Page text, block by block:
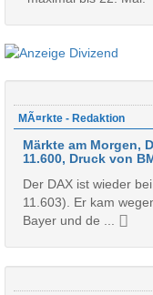
MÃ¤rkte - Redaktion
Märkte am Morgen,
11.600, Druck von
Der DAX ist wieder
11.603). Er kam
Bayer und de ...